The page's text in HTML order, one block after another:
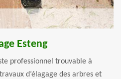
Esteng
professionnel trouvable à
d’élagage des arbres et